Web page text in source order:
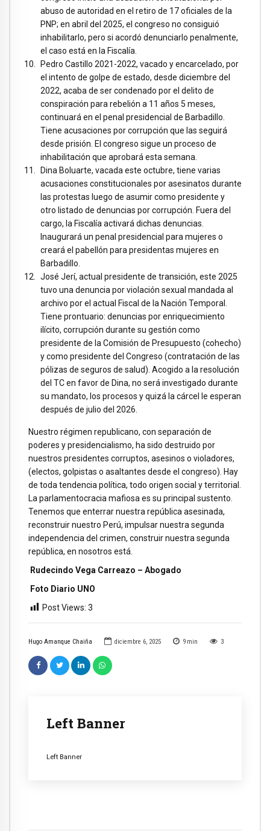
Hugo Amanque Chaiña diciembre 6, 2025 9 min 3
Left Banner
Left Banner
abuso de autoridad en el retiro de 17 oficiales de la
PNP; en abril del 2025, el congreso no consiguió
inhabilitarlo, pero si acordó denunciarlo penalmente,
el caso está en la Fiscalía.
Pedro Castillo 2021-2022, vacado y encarcelado, por
el intento de golpe de estado, desde diciembre del
2022, acaba de ser condenado por el delito de
conspiración para rebelión a 11 años 5 meses,
continuará en el penal presidencial de Barbadillo.
Tiene acusaciones por corrupción que las seguirá
desde prisión. El congreso sigue un proceso de
inhabilitación que aprobará esta semana.
Dina Boluarte, vacada este octubre, tiene varias
acusaciones constitucionales por asesinatos durante
las protestas luego de asumir como presidente y
otro listado de denuncias por corrupción. Fuera del
cargo, la Fiscalía activará dichas denuncias.
Inaugurará un penal presidencial para mujeres o
creará el pabellón para presidentas mujeres en
Barbadillo.
José Jerí, actual presidente de transición, este 2025
tuvo una denuncia por violación sexual mandada al
archivo por el actual Fiscal de la Nación Temporal.
Tiene prontuario: denuncias por enriquecimiento
ilícito, corrupción durante su gestión como
presidente de la Comisión de Presupuesto (cohecho)
y como presidente del Congreso (contratación de las
pólizas de seguros de salud). Acogido a la resolución
del TC en favor de Dina, no será investigado durante
su mandato, los procesos y quizá la cárcel le esperan
después de julio del 2026.
Nuestro régimen republicano, con separación de
poderes y presidencialismo, ha sido destruido por
nuestros presidentes corruptos, asesinos o violadores,
(electos, golpistas o asaltantes desde el congreso). Hay
de toda tendencia política, todo origen social y territorial.
La parlamentocracia mafiosa es su principal sustento.
Tenemos que enterrar nuestra república asesinada,
reconstruir nuestro Perú, impulsar nuestra segunda
independencia del crimen, construir nuestra segunda
república, en nosotros está.
Rudecindo Vega Carreazo – Abogado
Foto Diario UNO
Post Views: 3